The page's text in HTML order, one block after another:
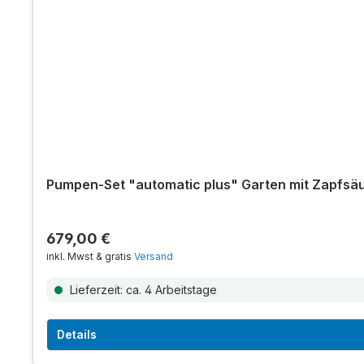
Pumpen-Set "automatic plus" Garten mit
679,00 €
inkl. Mwst & gratis Versand
Lieferzeit: ca. 4 Arbeitstage
Details